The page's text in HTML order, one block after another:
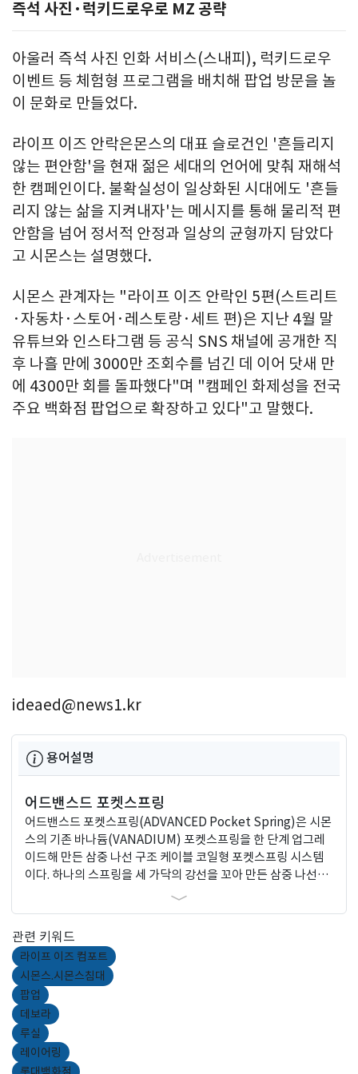
즉석 사진·럭키드로우로 MZ 공략
아울러 즉석 사진 인화 서비스(스내피), 럭키드로우
이벤트 등 체험형 프로그램을 배치해 팝업 방문을 놀
이 문화로 만들었다.
라이프 이즈 안락은몬스의 대표 슬로건인 '흔들리지
않는 편안함'을 현재 젊은 세대의 언어에 맞춰 재해석
한 캠페인이다. 불확실성이 일상화된 시대에도 '흔들
리지 않는 삶을 지켜내자'는 메시지를 통해 물리적 편
안함을 넘어 정서적 안정과 일상의 균형까지 담았다
고 시몬스는 설명했다.
시몬스 관계자는 "라이프 이즈 안락인 5편(스트리트
·자동차·스토어·레스토랑·세트 편)은 지난 4월 말
유튜브와 인스타그램 등 공식 SNS 채널에 공개한 직
후 나흘 만에 3000만 조회수를 넘긴 데 이어 닷새 만
에 4300만 회를 돌파했다"며 "캠페인 화제성을 전국
주요 백화점 팝업으로 확장하고 있다"고 말했다.
ideaed@news1.kr
용어설명
어드밴스드 포켓스프링
어드밴스드 포켓스프링(ADVANCED Pocket Spring)은 시몬
스의 기존 바나듐(VANADIUM) 포켓스프링을 한 단계 업그레
이드해 만든 삼중 나선 구조 케이블 코일형 포켓스프링 시스템
이다. 하나의 스프링을 세 가닥의 강선을 꼬아 만든 삼중 나선(케
이블 코일) 구조다. 일반 포켓스프링 대비 탄성·지지력이 더 강
하고 내구성도 높다.
관련 키워드
라이프 이즈 컴포트
시몬스.시몬스침대
팝업
데보라
루실
레이어링